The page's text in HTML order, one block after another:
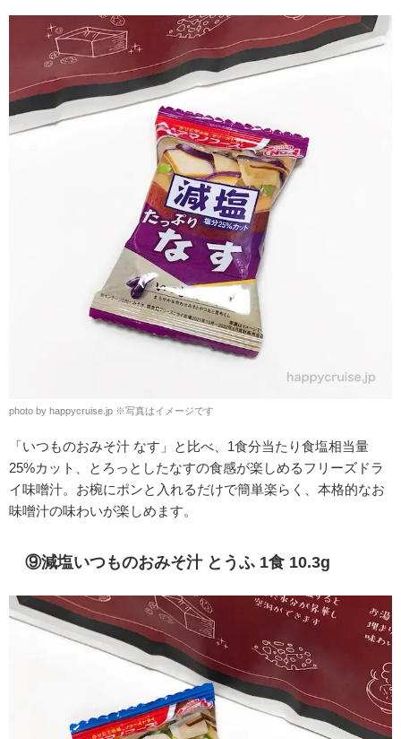
photo by happycruise.jp ※写真はイメージです
「いつものおみそ汁 なす」と比べ、1食分当たり食塩相当量
25%カット、
とろっとしたなすの食感が楽しめるフリーズドラ
イ味噌汁。お椀にポンと入れるだけで簡単楽らく、本格的なお
味噌汁の味わいが楽しめます。
⑨減塩いつものおみそ汁 とうふ 1食 10.3g